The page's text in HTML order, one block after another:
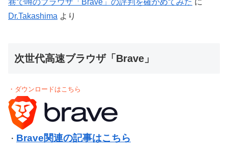
巷で噂のブラウザ「Brave」の評判を確かめてみた に
Dr.Takashima より
次世代高速ブラウザ「Brave」
・ダウンロードはこちら
・ Brave関連の記事はこちら